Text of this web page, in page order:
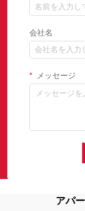
会社名
メッセージ
アパ